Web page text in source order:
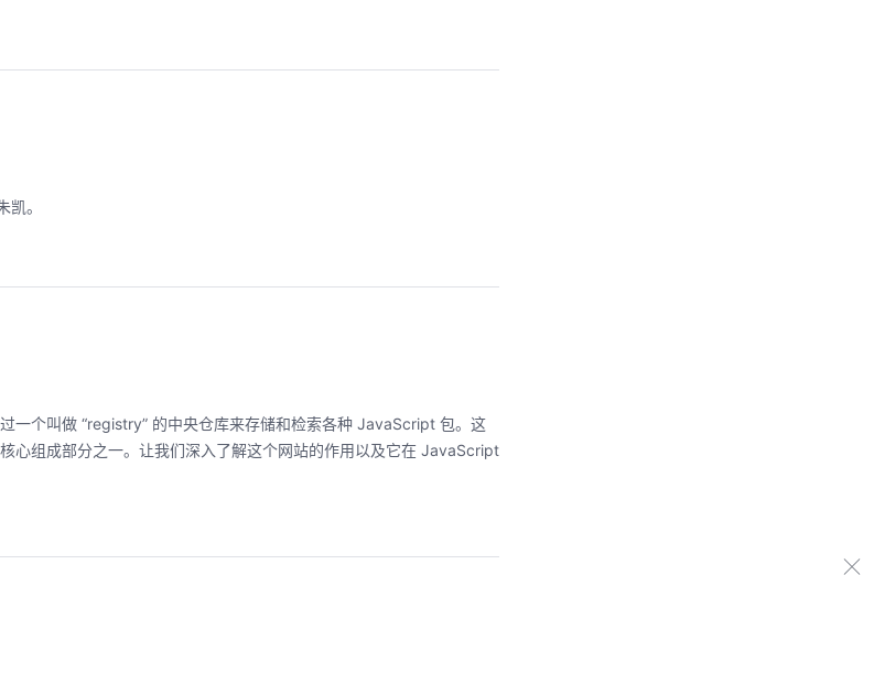
。
一个叫做 “registry” 的中央仓库来存储和检索各种 JavaScript 包。这
组成部分之一。让我们深入了解这个网站的作用以及它在 JavaScript